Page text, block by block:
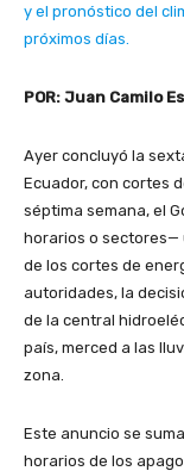
y el pronóstico del
próximos días.
POR: Juan Camilo
Ayer concluyó la
Ecuador, con cortes
séptima semana, el
horarios o sectores—
de los cortes de
autoridades, la
de la central
país, merced a las
zona.
Este anuncio se
horarios de los